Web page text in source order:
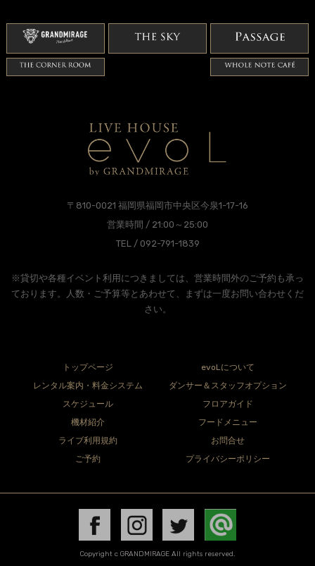
〒810-0021 福岡県福岡市中央区今泉1-17-16
営業時間 / 21:00～25:00
TEL / 092-791-1839
※貸切や各種イベント利用につきましては、営業時間外のご予約も承っ
ております。人数・ご予算等とあわせて、まずは一度お問い合わせくだ
さい。
トップページ
evoLについて
レンタル案内・料金システム
ダンサー＆スタッフオプション
スケジュール
フロアガイド
機材紹介
フードメニュー
ライブ利用規約
お問合せ
ご予約
プライバシーポリシー
Copyright c GRANDMIRAGE All rights reserved.